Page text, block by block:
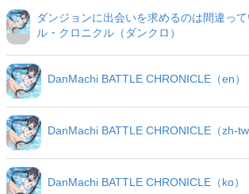
ダンジョンに出会いを求めるのは間違っ
ル・クロニクル（ダンクロ）
DanMachi BATTLE CHRONICLE（en）
DanMachi BATTLE CHRONICLE（zh-tw
DanMachi BATTLE CHRONICLE（ko）